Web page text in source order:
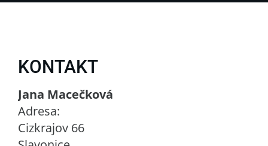
KONTAKT
Jana Macečková
Adresa:
Cizkrajov 66